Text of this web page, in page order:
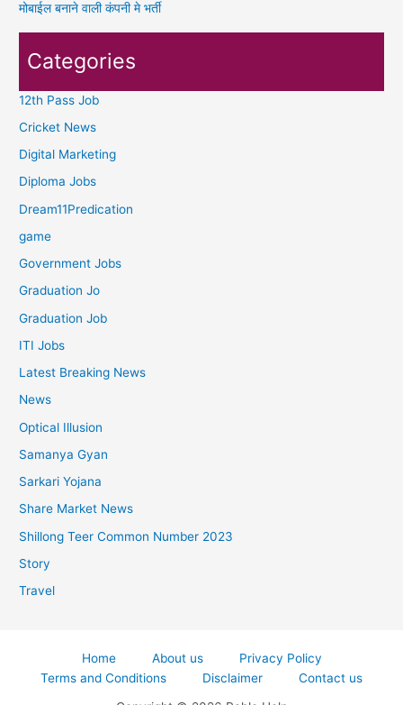
मोबाईल बनाने वाली कंपनी मे भर्ती
Categories
12th Pass Job
Cricket News
Digital Marketing
Diploma Jobs
Dream11Predication
game
Government Jobs
Graduation Jo
Graduation Job
ITI Jobs
Latest Breaking News
News
Optical Illusion
Samanya Gyan
Sarkari Yojana
Share Market News
Shillong Teer Common Number 2023
Story
Travel
Home About us
Privacy Policy
Terms and Conditions
Disclaimer
Contact us